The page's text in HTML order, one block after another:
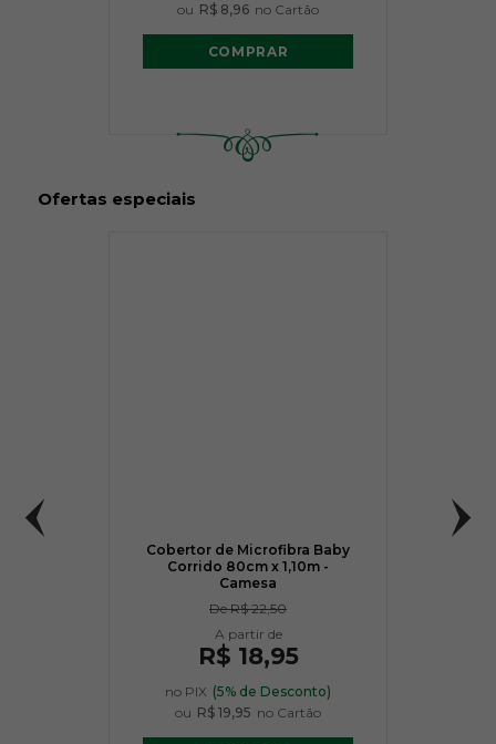
ou R$ 8,96 no Cartão
COMPRAR
Ofertas especiais
Cobertor de Microfibra Baby
Corrido 80cm x 1,10m -
Camesa
DeR$ 22,50
R$ 18,95
no PIX (5% de Desconto)
ou R$ 19,95 no Cartão